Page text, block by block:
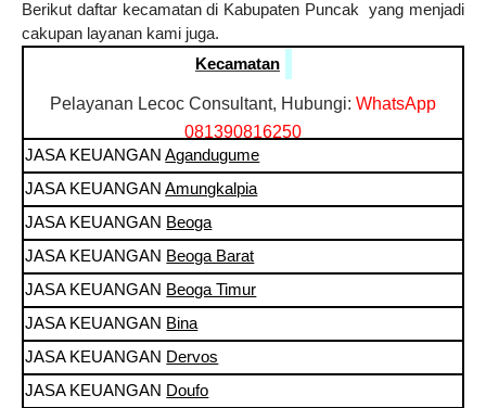
Berikut daftar kecamatan di Kabupaten Puncak yang menjadi
cakupan layanan kami juga.
Kecamatan
Pelayanan Lecoc Consultant, Hubungi: WhatsApp
081390816250
JASA KEUANGANAgandugume
JASA KEUANGANAmungkalpia
JASA KEUANGAN Beoga
JASA KEUANGAN Beoga Barat
JASA KEUANGAN Beoga Timur
JASA KEUANGAN Bina
JASA KEUANGAN Dervos
JASA KEUANGAN Doufo